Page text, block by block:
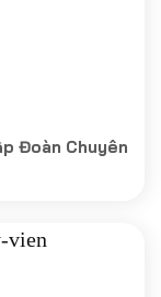
Đoàn Chuyên